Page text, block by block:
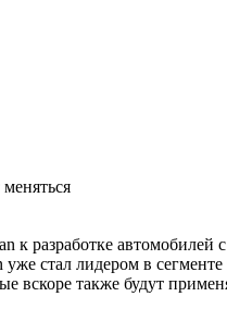
к разработке
стал лидером в
также будут